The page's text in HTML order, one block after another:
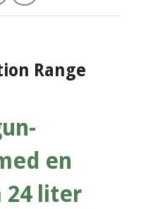
Range
en
24 liter